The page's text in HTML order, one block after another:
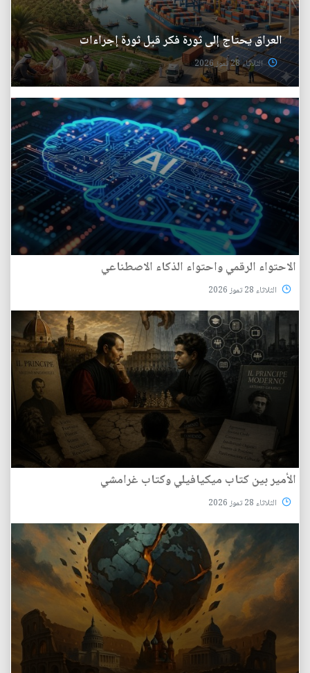
العراق يحتاج إلى ثورة فكر قبل ثورة إجراءات
الثلاثاء 28 تموز 2026
الاحتواء الرقمي واحتواء الذكاء الاصطناعي
الثلاثاء 28 تموز 2026
الأمير بين كتاب ميكيافيلي وكتاب غرامشي
الثلاثاء 28 تموز 2026